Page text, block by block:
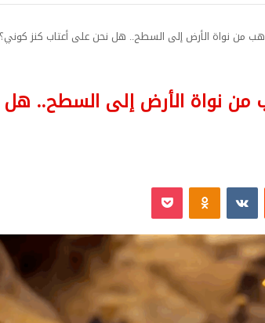
من نواة الأرض إلى السطح.. هل نحن على أعتاب كنز كوني؟
من نواة الأرض إلى السطح..
Odnoklassniki
‫Pocket